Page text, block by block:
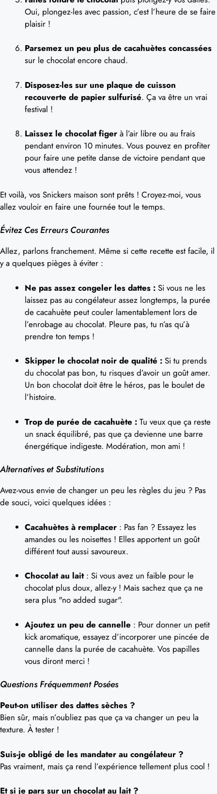
Oui, plongez-les avec passion, c’est l’heure de se faire
plaisir !
Parsemez un peu plus de cacahuètes concassées
sur le chocolat encore chaud.
Disposez-les sur une plaque de cuisson
recouverte de papier sulfurisé. Ça va être un vrai
festival !
Laissez le chocolat figer à l’air libre ou au frais
pendant environ 10 minutes. Vous pouvez en profiter
pour faire une petite danse de victoire pendant que
vous attendez !
Et voilà, vos Snickers maison sont prêts ! Croyez-moi, vous
allez vouloir en faire une fournée tout le temps.
Évitez Ces Erreurs Courantes
Allez, parlons franchement. Même si cette recette est facile, il
y a quelques pièges à éviter :
Ne pas assez congeler les dattes : Si vous ne les
laissez pas au congélateur assez longtemps, la purée
de cacahuète peut couler lamentablement lors de
l’enrobage au chocolat. Pleure pas, tu n’as qu’à
prendre ton temps !
Skipper le chocolat noir de qualité : Si tu prends
du chocolat pas bon, tu risques d’avoir un goût amer.
Un bon chocolat doit être le héros, pas le boulet de
l’histoire.
Trop de purée de cacahuète : Tu veux que ça reste
un snack équilibré, pas que ça devienne une barre
énergétique indigeste. Modération, mon ami !
Alternatives et Substitutions
Avez-vous envie de changer un peu les règles du jeu ? Pas
de souci, voici quelques idées :
Cacahuètes à remplacer : Pas fan ? Essayez les
amandes ou les noisettes ! Elles apportent un goût
différent tout aussi savoureux.
Chocolat au lait: Si vous avez un faible pour le
chocolat plus doux, allez-y ! Mais sachez que ça ne
sera plus "no added sugar".
Ajoutez un peu de cannelle : Pour donner un petit
kick aromatique, essayez d’incorporer une pincée de
cannelle dans la purée de cacahuète. Vos papilles
vous diront merci !
Questions Fréquemment Posées
Peut-on utiliser des dattes sèches ?
Bien sûr, mais n’oubliez pas que ça va changer un peu la
texture. À tester !
Suis-je obligé de les mandater au congélateur ?
Pas vraiment, mais ça rend l’expérience tellement plus cool !
Et si je pars sur un chocolat au lait ?